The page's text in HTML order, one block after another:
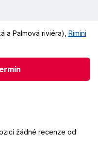
a Palmová riviéra) Rimini
žádné recenze od